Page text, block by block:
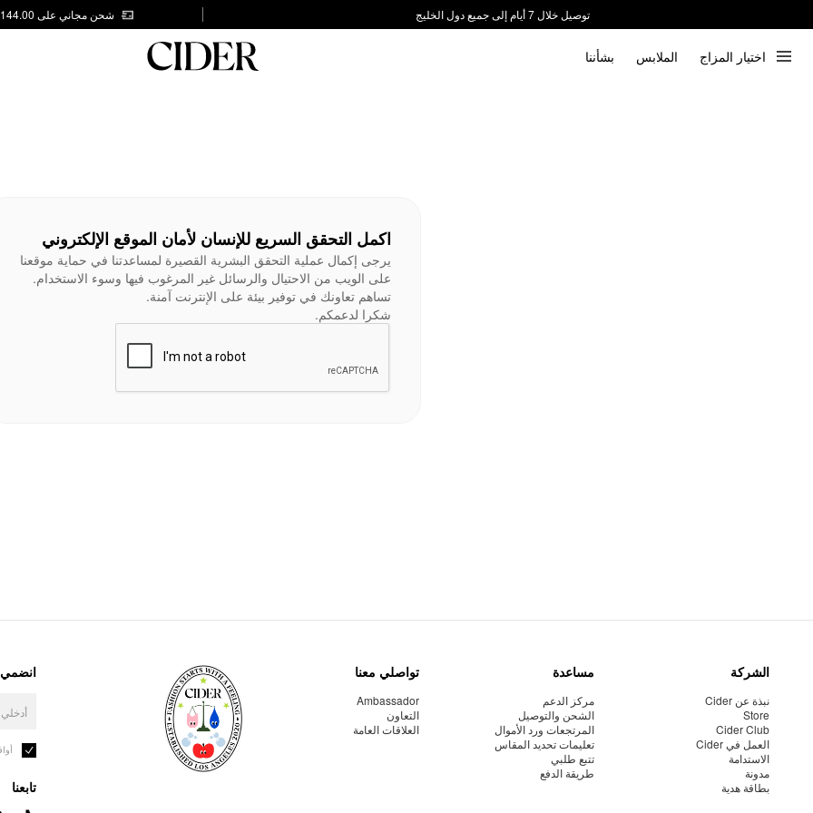
توصيل خلال 7 أيام إلى جميع دول الخليج
شحن مجاني على AED 144.00
اختيار المزاج الملابس بشأننا
اكمل التحقق السريع للإنسان لأمان الموقع الإلكتروني
يرجى إكمال عملية التحقق البشرية القصيرة لمساعدتنا في حماية موقعنا
على الويب من الاحتيال والرسائل غير المرغوب فيها وسوء الاستخدام.
تساهم تعاونك في توفير بيئة على الإنترنت آمنة.
شكرا لدعمكم.
الشركة
نبذة عن Cider
Store
Cider Club
العمل في Cider
الاستدامة
مدونة
بطاقة هدية
مساعدة
مركز الدعم
الشحن والتوصيل
المرتجعات ورد الأموال
تعليمات تحديد المقاس
تتبع طلبي
طريقة الدفع
تواصلي معنا
Ambassador
التعاون
العلاقات العامة
انضمي
تابعنا